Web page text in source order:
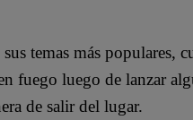
temas más populares,
fuego luego de lanzar
de salir del lugar.